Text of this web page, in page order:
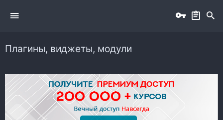
Плагины, виджеты, модули